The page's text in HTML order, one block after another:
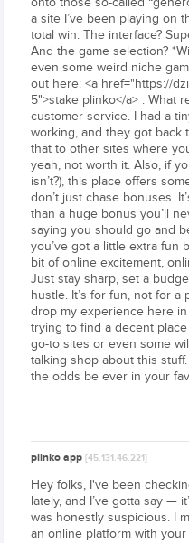
a site I’ve been playing on
total win. The interface?
And the game selection?
even some weird niche
out here: <a href="https://
5">stake plinko</a> . What
customer service. I had a
working, and they got back
that to other sites where
yeah, not worth it. Also, if
isn’t?), this place offers
don’t just chase bonuses.
than a huge bonus you’ll
saying you should go and
you’ve got a little extra fun
bit of online excitement,
Just stay sharp, set a
hustle. It’s for fun, not for a
drop my experience here
trying to find a decent
go-to sites or even some
talking shop about this
the odds be ever in your
plinko app[45.131.46.221]
Hey folks, I've been
lately, and I’ve gotta say —
was honestly suspicious. I
an online platform with